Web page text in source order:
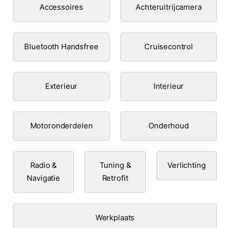
Accessoires Achteruitrijcamera
Bluetooth Handsfree Cruisecontrol
Exterieur Interieur
Motoronderdelen Onderhoud
Radio &
Navigatie
Tuning &
Retrofit
Verlichting
Werkplaats